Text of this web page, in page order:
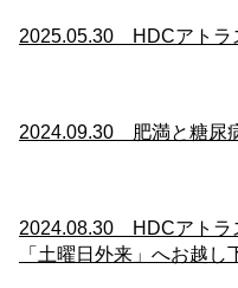
​​2025.05.30 HDCアトラ
​​2024.09.30 肥満と糖尿
​​2024.08.30 HDCアトラ
「土曜日外来」へお越し